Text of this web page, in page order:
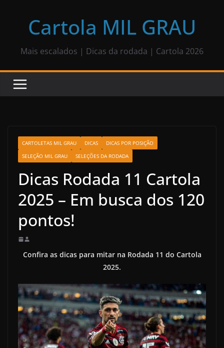
Cartola MIL GRAU
Mais escalados | Dicas da rodada | Cartola 2026
CARTOLETAS MIL GRAU DICAS
DICAS POR POSIÇÃO
SELEÇÃO MIL GRAU
SELEÇÕES DA RODADA
Dicas Rodada 11 Cartola
2025 – Em busca dos 120
pontos!
Confira as dicas para mitar na Rodada 11 do Cartola
2025.